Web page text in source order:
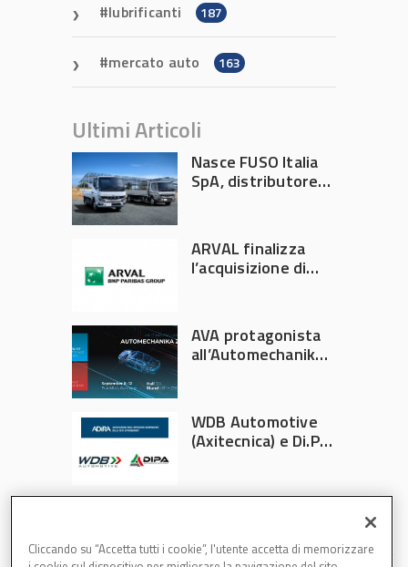
lubrificanti 187
mercato auto 163
Ultimi Articoli
Nasce FUSO Italia
SpA, distributore
ARVAL finalizza
l’acquisizione di
AVA protagonista
all’Automechanika
WDB Automotive
(Axitecnica) e Di.Pa.
Cliccando su “Accetta tutti i cookie”, l'utente accetta di memorizzare